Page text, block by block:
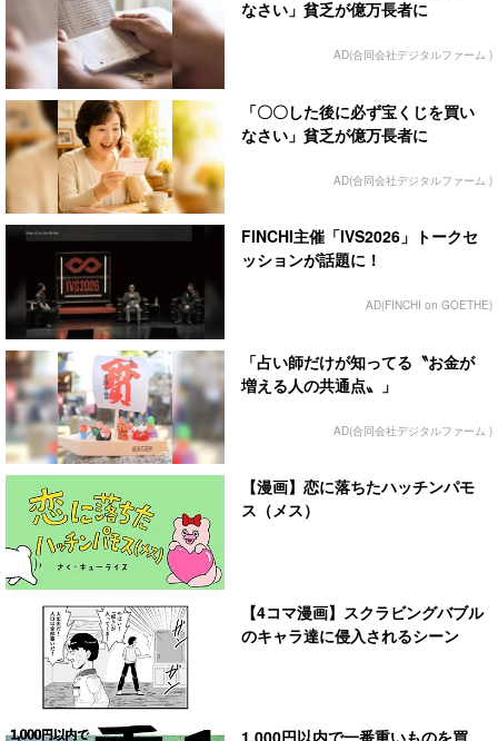
なさい」貧乏が億万長者に
AD(合同会社デジタルファーム )
「〇〇した後に必ず宝くじを買い
なさい」貧乏が億万長者に
AD(合同会社デジタルファーム )
FINCHI主催「IVS2026」トークセ
ッションが話題に！
AD(FINCHI on GOETHE)
「占い師だけが知ってる〝お金が
増える人の共通点〟」
AD(合同会社デジタルファーム )
【漫画】恋に落ちたハッチンパモ
ス（メス）
【4コマ漫画】スクラビングバブル
のキャラ達に侵入されるシーン